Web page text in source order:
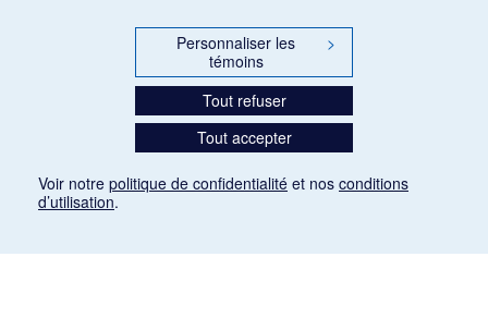
Personnaliser les
témoins
>
Tout refuser
Tout accepter
Voir notre politique de confidentialité et nos conditions
d’utilisation.